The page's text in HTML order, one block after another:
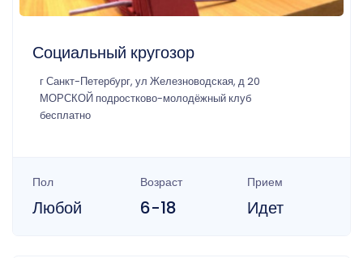
Социальный кругозор
г Санкт-Петербург, ул Железноводская, д 20
МОРСКОЙ подростково-молодёжный клуб
бесплатно
Пол
Любой
Возраст
6-18
Прием
Идет